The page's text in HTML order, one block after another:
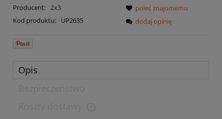
Producent: 2x3
Kod produktu:
UP2635
poleć znajomemu
dodaj opinię
Opis